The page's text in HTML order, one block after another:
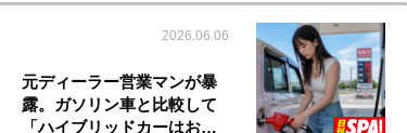
2026.06.06
元ディーラー営業マンが暴
露。ガソリン車と比較して
「ハイブリッドカーはお…